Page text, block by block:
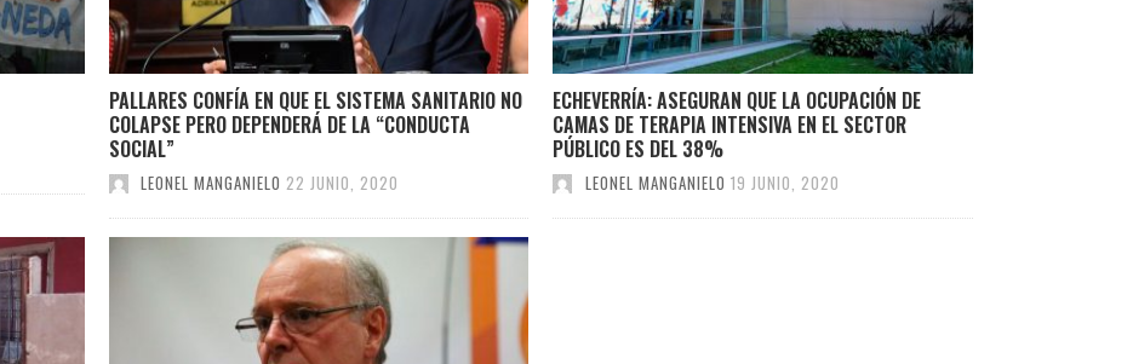
PALLARES CONFÍA EN QUE EL SISTEMA SANITARIO NO
COLAPSE PERO DEPENDERÁ DE LA “CONDUCTA
SOCIAL”
LEONEL MANGANIELO 22 JUNIO, 2020
ECHEVERRÍA: ASEGURAN QUE LA OCUPACIÓN DE
CAMAS DE TERAPIA INTENSIVA EN EL SECTOR
PÚBLICO ES DEL 38%
LEONEL MANGANIELO 19 JUNIO, 2020